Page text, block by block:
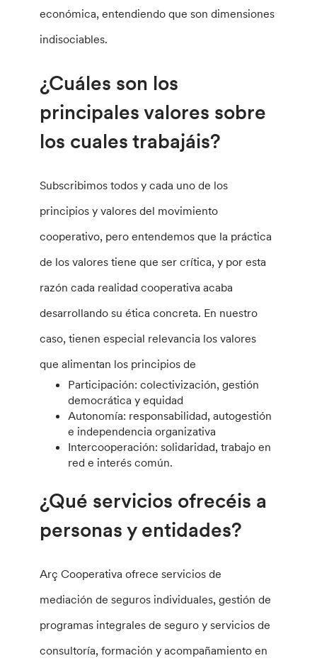
económica, entendiendo que son dimensiones
indisociables.
¿Cuáles son los
principales valores sobre
los cuales trabajáis?
Subscribimos todos y cada uno de los
principios y valores del movimiento
cooperativo, pero entendemos que la práctica
de los valores tiene que ser crítica, y por esta
razón cada realidad cooperativa acaba
desarrollando su ética concreta. En nuestro
caso, tienen especial relevancia los valores
que alimentan los principios de
Participación: colectivización, gestión
democrática y equidad
Autonomía: responsabilidad, autogestión
e independencia organizativa
Intercooperación: solidaridad, trabajo en
red e interés común.
¿Qué servicios ofrecéis a
personas y entidades?
Arç Cooperativa ofrece servicios de
mediación de seguros individuales, gestión de
programas integrales de seguro y servicios de
consultoría, formación y acompañamiento en